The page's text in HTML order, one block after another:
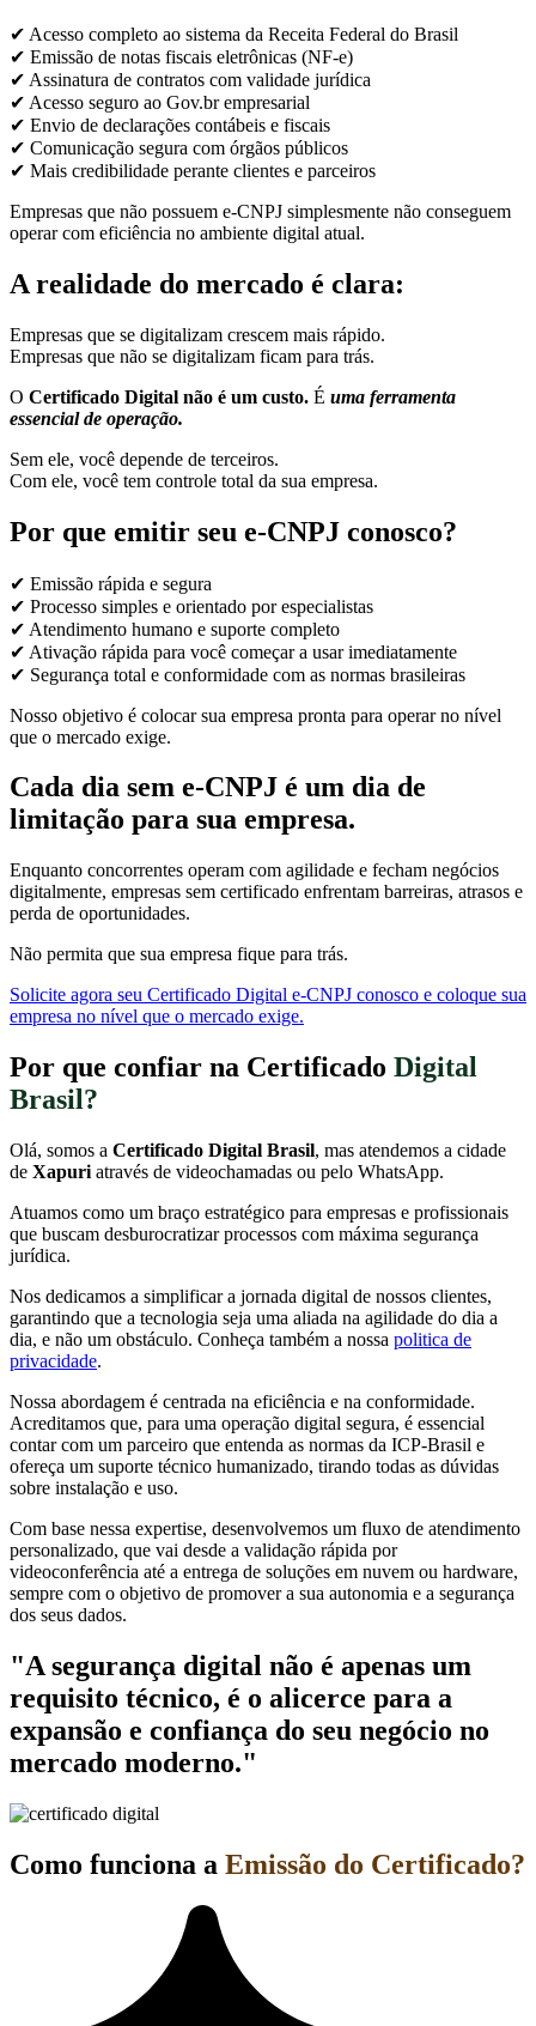
✔ Acesso completo ao sistema da Receita Federal do Brasil
✔ Emissão de notas fiscais eletrônicas (NF-e)
✔ Assinatura de contratos com validade jurídica
✔ Acesso seguro ao Gov.br empresarial
✔ Envio de declarações contábeis e fiscais
✔ Comunicação segura com órgãos públicos
✔ Mais credibilidade perante clientes e parceiros
Empresas que não possuem e-CNPJ simplesmente não conseguem
operar com eficiência no ambiente digital atual.
A realidade do mercado é clara:
Empresas que se digitalizam crescem mais rápido.
Empresas que não se digitalizam ficam para trás.
O Certificado Digital não é um custo. É uma ferramenta
essencial de operação.
Sem ele, você depende de terceiros.
Com ele, você tem controle total da sua empresa.
Por que emitir seu e-CNPJ conosco?
✔ Emissão rápida e segura
✔ Processo simples e orientado por especialistas
✔ Atendimento humano e suporte completo
✔ Ativação rápida para você começar a usar imediatamente
✔ Segurança total e conformidade com as normas brasileiras
Nosso objetivo é colocar sua empresa pronta para operar no nível
que o mercado exige.
Cada dia sem e-CNPJ é um dia de
limitação para sua empresa.
Enquanto concorrentes operam com agilidade e fecham negócios
digitalmente, empresas sem certificado enfrentam barreiras, atrasos e
perda de oportunidades.
Não permita que sua empresa fique para trás.
Solicite agora seu Certificado Digital e-CNPJ conosco e coloque sua
empresa no nível que o mercado exige.
Por que confiar na Certificado Digital
Brasil?
Olá, somos a Certificado Digital Brasil, mas atendemos a cidade
de Xapuri através de videochamadas ou pelo WhatsApp.
Atuamos como um braço estratégico para empresas e profissionais
que buscam desburocratizar processos com máxima segurança
jurídica.
Nos dedicamos a simplificar a jornada digital de nossos clientes,
garantindo que a tecnologia seja uma aliada na agilidade do dia a
dia, e não um obstáculo. Conheça também a nossa politica de
privacidade.
Nossa abordagem é centrada na eficiência e na conformidade.
Acreditamos que, para uma operação digital segura, é essencial
contar com um parceiro que entenda as normas da ICP-Brasil e
ofereça um suporte técnico humanizado, tirando todas as dúvidas
sobre instalação e uso.
Com base nessa expertise, desenvolvemos um fluxo de atendimento
personalizado, que vai desde a validação rápida por
videoconferência até a entrega de soluções em nuvem ou hardware,
sempre com o objetivo de promover a sua autonomia e a segurança
dos seus dados.
"A segurança digital não é apenas um
requisito técnico, é o alicerce para a
expansão e confiança do seu negócio no
mercado moderno."
Como funciona a Emissão do Certificado?